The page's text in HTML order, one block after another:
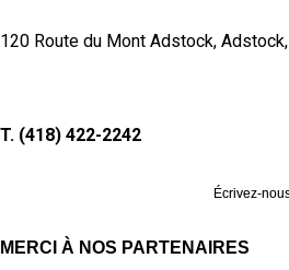
120 Route du Mont Adstock,
T. (418) 422-2242
Écrivez-
MERCI À NOS PARTENAIRES